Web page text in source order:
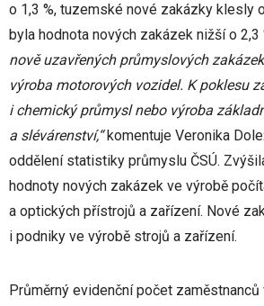
o 1,3 %, tuzemské nové zakázky klesly
byla hodnota nových zakázek nižší o 2,3
nově uzavřených průmyslových
výroba motorových vozidel. K poklesu
i chemický průmysl nebo výroba
a slévárenství,“komentuje Veronika
oddělení statistiky průmyslu ČSÚ.
hodnoty nových zakázek ve výrobě
a optických přístrojů a zařízení. Nové
i podniky ve výrobě strojů a zařízení.
Průměrný evidenční počet